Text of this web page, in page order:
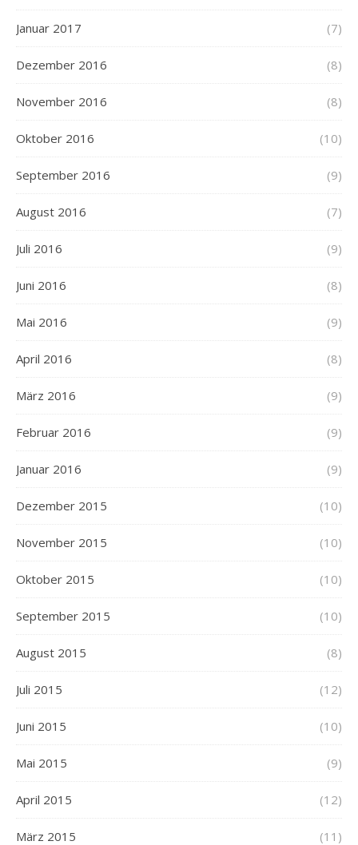
Januar 2017 (7)
Dezember 2016 (8)
November 2016 (8)
Oktober 2016 (10)
September 2016 (9)
August 2016 (7)
Juli 2016 (9)
Juni 2016 (8)
Mai 2016 (9)
April 2016 (8)
März 2016 (9)
Februar 2016 (9)
Januar 2016 (9)
Dezember 2015 (10)
November 2015 (10)
Oktober 2015 (10)
September 2015 (10)
August 2015 (8)
Juli 2015 (12)
Juni 2015 (10)
Mai 2015 (9)
April 2015 (12)
März 2015 (11)